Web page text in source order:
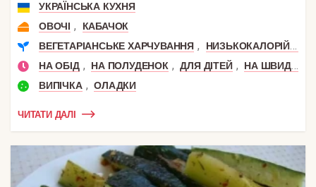
УКРАЇНСЬКА КУХНЯ
ОВОЧІ ,
КАБАЧОК
ВЕГЕТАРІАНСЬКЕ ХАРЧУВАННЯ , НИЗЬКОКАЛОРІЙНІ
НА ОБІД , НА ПОЛУДЕНОК , ДЛЯ ДІТЕЙ ,
НА ШВИДКУ РУКУ
ВИПІЧКА , ОЛАДКИ
ЧИТАТИ ДАЛІ